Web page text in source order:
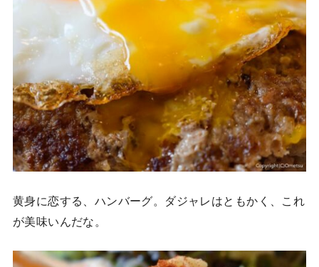
黄身に恋する、ハンバーグ。ダジャレはともかく、これ
が美味いんだな。